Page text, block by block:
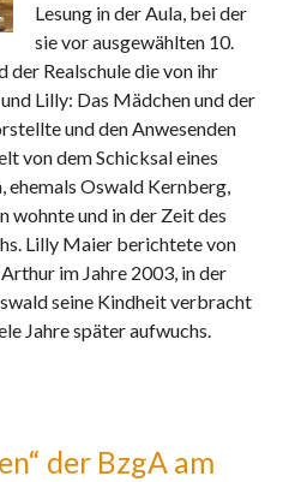
Lesung in der Aula, bei der
sie vor ausgewählten 10.
der Realschule die von ihr
Lilly: Das Mädchen und der
und den Anwesenden
von dem Schicksal eines
ehemals Oswald Kernberg,
wohnte und in der Zeit des
Lilly Maier berichtete von
im Jahre 2003, in der
seine Kindheit verbracht
Jahre später aufwuchs.
der BzgA am